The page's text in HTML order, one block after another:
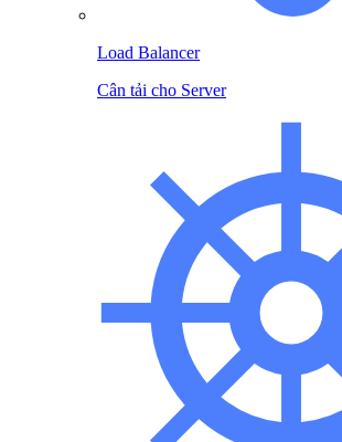
Load Balancer
Cân tải cho Server